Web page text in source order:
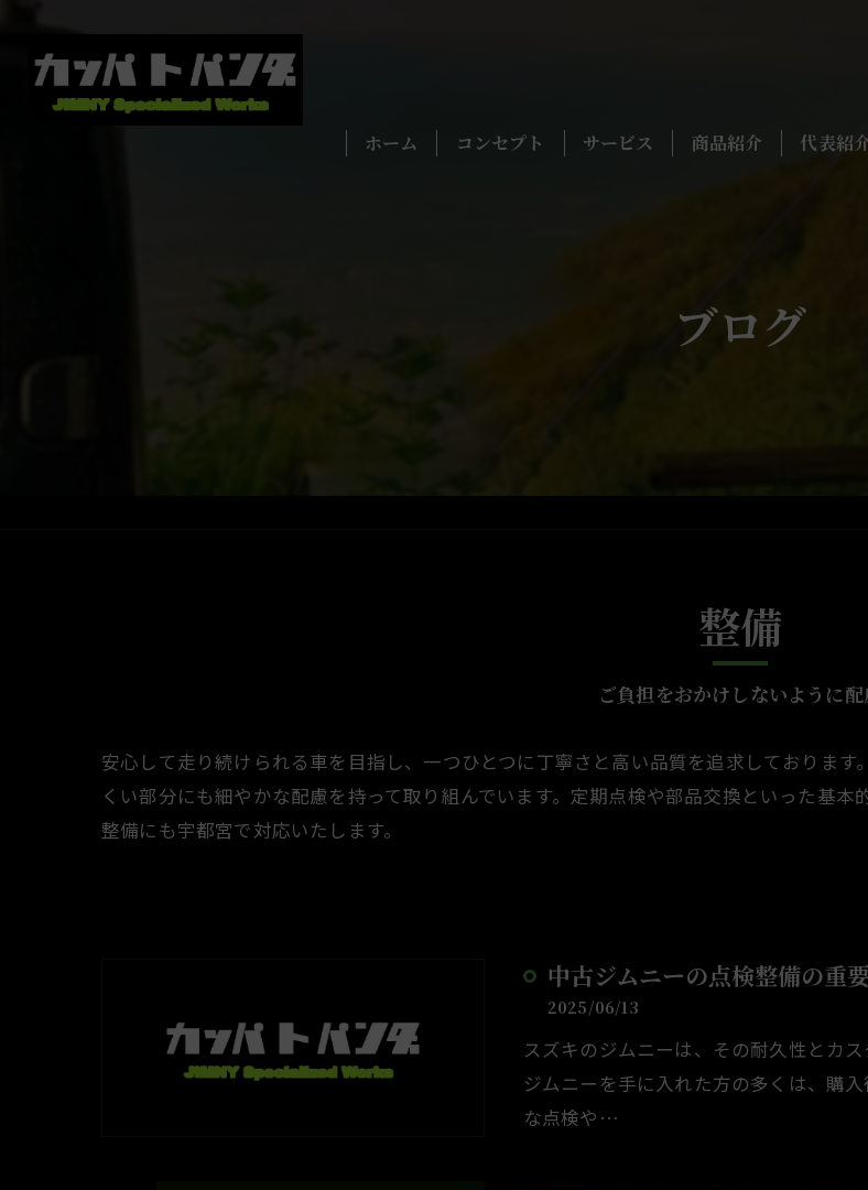
ホーム コンセプト サービス 商品紹介 代表紹
ブログ
整備
ご負担をおかけしないように配
安心して走り続けられる車を目指し、一つひとつに丁寧さと高い品質を追求しておりま
くい部分にも細やかな配慮を持って取り組んでいます。定期点検や部品交換といった基
整備にも宇都宮で対応いたします。
中古ジムニーの点検整備の重
2025/06/13
スズキのジムニーは、その耐久性とカ
ジムニーを手に入れた方の多くは、購
な点検や…